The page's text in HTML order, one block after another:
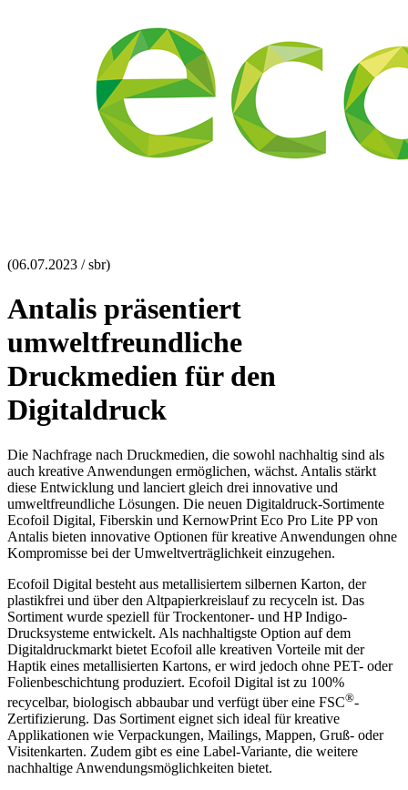
(06.07.2023 / sbr)
Antalis präsentiert
umweltfreundliche
Druckmedien für den
Digitaldruck
Die Nachfrage nach Druckmedien, die sowohl nachhaltig sind als
auch kreative Anwendungen ermöglichen, wächst. Antalis stärkt
diese Entwicklung und lanciert gleich drei innovative und
umweltfreundliche Lösungen. Die neuen Digitaldruck-Sortimente
Ecofoil Digital, Fiberskin und KernowPrint Eco Pro Lite PP von
Antalis bieten innovative Optionen für kreative Anwendungen ohne
Kompromisse bei der Umweltverträglichkeit einzugehen.
Ecofoil Digital besteht aus metallisiertem silbernen Karton, der
plastikfrei und über den Altpapierkreislauf zu recyceln ist. Das
Sortiment wurde speziell für Trockentoner- und HP Indigo-
Drucksysteme entwickelt. Als nachhaltigste Option auf dem
Digitaldruckmarkt bietet Ecofoil alle kreativen Vorteile mit der
Haptik eines metallisierten Kartons, er wird jedoch ohne PET- oder
Folienbeschichtung produziert. Ecofoil Digital ist zu 100%
recycelbar, biologisch abbaubar und verfügt über eine FSC®-
Zertifizierung. Das Sortiment eignet sich ideal für kreative
Applikationen wie Verpackungen, Mailings, Mappen, Gruß- oder
Visitenkarten. Zudem gibt es eine Label-Variante, die weitere
nachhaltige Anwendungsmöglichkeiten bietet.